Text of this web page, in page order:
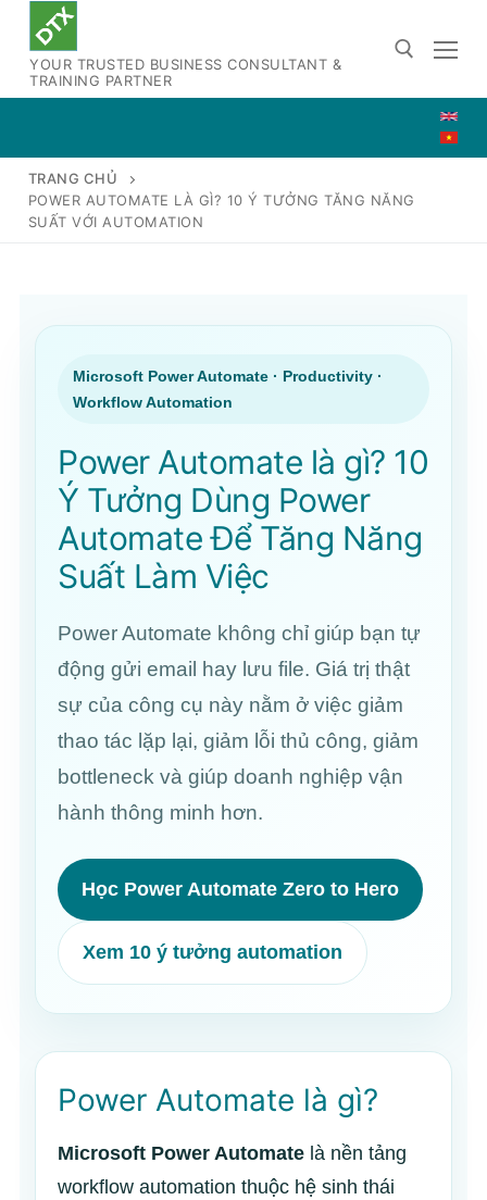
Chuyển
đến
YOUR TRUSTED BUSINESS CONSULTANT &
TRAINING PARTNER
TRANG CHỦ
POWER AUTOMATE LÀ GÌ? 10 Ý TƯỞNG TĂNG NĂNG
SUẤT VỚI AUTOMATION
Microsoft Power Automate · Productivity ·
Workflow Automation
Power Automate là gì? 10
Ý Tưởng Dùng Power
Automate Để Tăng Năng
Suất Làm Việc
Power Automate không chỉ giúp bạn tự
động gửi email hay lưu file. Giá trị thật
sự của công cụ này nằm ở việc giảm
thao tác lặp lại, giảm lỗi thủ công, giảm
bottleneck và giúp doanh nghiệp vận
hành thông minh hơn.
Học Power Automate Zero to Hero
Xem 10 ý tưởng automation
Power Automate là gì?
Microsoft Power Automate là nền tảng
workflow automation thuộc hệ sinh thái